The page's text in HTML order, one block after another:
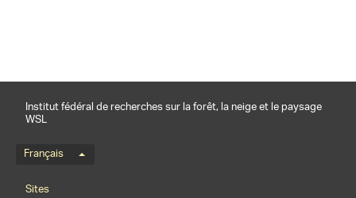
Institut fédéral de recherches sur la forêt, la neige et le paysage
WSL
Menu de langue
Français
Footernavigation
Sites